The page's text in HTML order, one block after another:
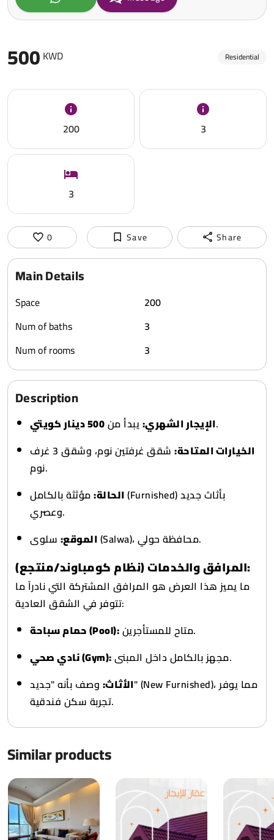
500 KWD Residential
200 3
3
0 Save Share
Main Details
Space
200
Num of baths
3
Num of rooms
3
Description
الإيجار الشهري:يبدأ من500 دينار كويتي
.
الخيارات المتاحة:
شقق غرفتين نوم، وشقق 3 غرف
نوم.
الحالة:مؤثثة بالكامل (Furnished) بأثاث جديد
وعصري.
الموقع:
سلوى (Salwa)، محافظة حولي.
المرافق والخدمات (نظام كومباوند/منتجع):
ما يميز هذا العرض هو المرافق المشتركة التي نادراً ما
تتوفر في الشقق العادية:
حمام سباحة (Pool):
متاح للمستأجرين.
نادي صحي (Gym):
مجهز بالكامل داخل المبنى.
الأثاث: وصف بأنه "جديد" (New Furnished)، مما يوفر
تجربة سكن فندقية.
Similar products